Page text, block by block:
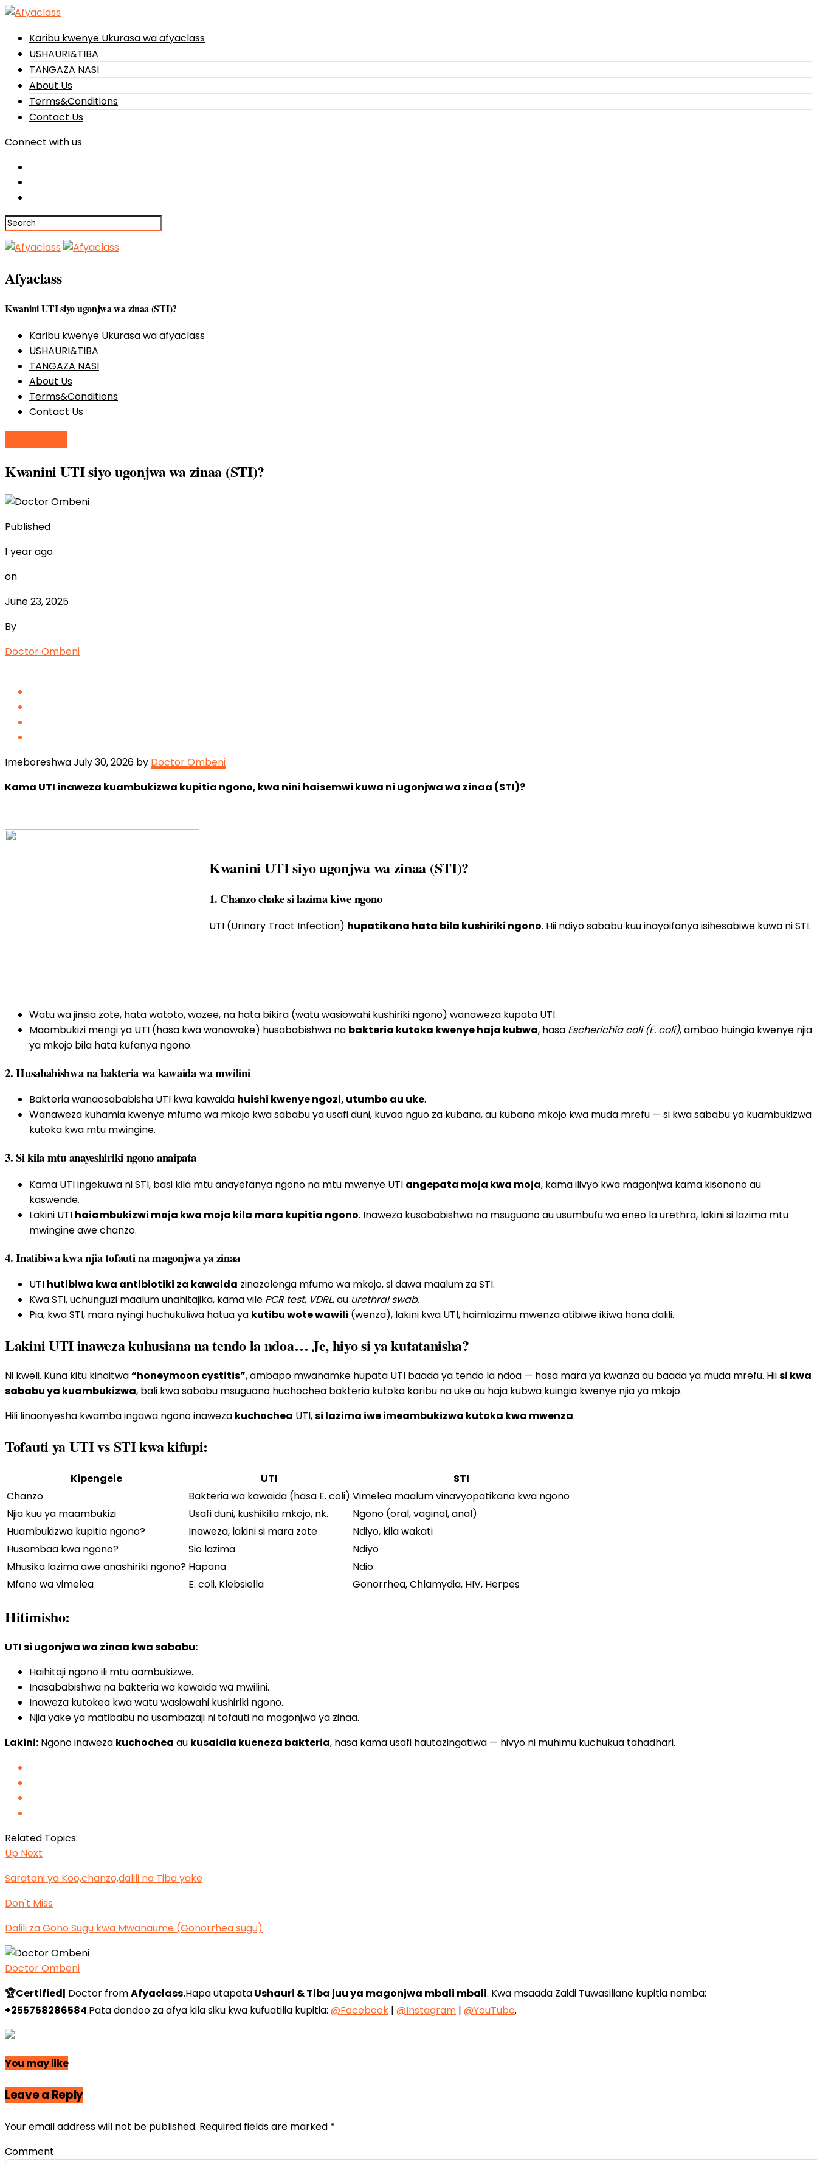
Karibu kwenye Ukurasa wa afyaclass
USHAURI&TIBA
TANGAZA NASI
About Us
Terms&Conditions
Contact Us
Connect with us
Afyaclass
Kwanini UTI siyo ugonjwa wa zinaa (STI)?
Karibu kwenye Ukurasa wa afyaclass
USHAURI&TIBA
TANGAZA NASI
About Us
Terms&Conditions
Contact Us
Kwanini UTI siyo ugonjwa wa zinaa (STI)?
Published
1 year ago
on
June 23, 2025
By
Doctor Ombeni
Imeboreshwa July 30, 2026 by Doctor Ombeni
Kama UTI inaweza kuambukizwa kupitia ngono, kwa nini haisemwi kuwa ni ugonjwa wa zinaa (STI)?
Kwanini UTIsiyougonjwa wa zinaa (STI)?
1. Chanzo chake si lazima kiwe ngono
UTI (Urinary Tract Infection) hupatikana hata bila kushiriki ngono. Hii ndiyo sababu kuu inayoifanya isihesabiwe kuwa ni STI.
Watu wa jinsia zote, hata watoto, wazee, na hata bikira (watu wasiowahi kushiriki ngono) wanaweza kupata UTI.
Maambukizi mengi ya UTI (hasa kwa wanawake) husababishwa na bakteria kutoka kwenye haja kubwa, hasa Escherichia coli (E. coli), ambao huingia kwenye njia
ya mkojo bila hata kufanya ngono.
2.Husababishwa na bakteria wa kawaida wa mwilini
Bakteria wanaosababisha UTI kwa kawaida huishi kwenye ngozi, utumbo au uke.
Wanaweza kuhamia kwenye mfumo wa mkojo kwa sababu ya usafi duni, kuvaa nguo za kubana, au kubana mkojo kwa muda mrefu — si kwa sababu ya kuambukizwa
kutoka kwa mtu mwingine.
3.Si kila mtu anayeshiriki ngono anaipata
Kama UTI ingekuwa ni STI, basi kila mtu anayefanya ngono na mtu mwenye UTI angepata moja kwa moja, kama ilivyo kwa magonjwa kama kisonono au
kaswende.
Lakini UTI haiambukizwi moja kwa moja kila mara kupitia ngono. Inaweza kusababishwa na msuguano au usumbufu wa eneo la urethra, lakini si lazima mtu
mwingine awe chanzo.
4.Inatibiwa kwa njia tofauti na magonjwa ya zinaa
UTI hutibiwa kwa antibiotiki za kawaida zinazolenga mfumo wa mkojo, si dawa maalum za STI.
Kwa STI, uchunguzi maalum unahitajika, kama vile PCR test, VDRL, au urethral swab.
Pia, kwa STI, mara nyingi huchukuliwa hatua ya kutibu wote wawili (wenza), lakini kwa UTI, haimlazimu mwenza atibiwe ikiwa hana dalili.
Lakini UTI inaweza kuhusiana na tendo la ndoa… Je, hiyo si ya kutatanisha?
Ni kweli. Kuna kitu kinaitwa“honeymoon cystitis”, ambapo mwanamke hupata UTI baada ya tendo la ndoa — hasa mara ya kwanza au baada ya muda mrefu. Hiisi kwa
sababu ya kuambukizwa, bali kwa sababu msuguano huchochea bakteria kutoka karibu na uke au haja kubwa kuingia kwenye njia ya mkojo.
Hili linaonyesha kwamba ingawa ngono inaweza kuchochea UTI,si lazima iwe imeambukizwa kutoka kwa mwenza.
Tofauti ya UTI vs STI kwa kifupi:
Kipengele UTI
STI
Chanzo
Bakteria wa kawaida (hasa E. coli) Vimelea maalum vinavyopatikana kwa ngono
Njia kuu ya maambukizi
Usafi duni, kushikilia mkojo, nk.
Ngono (oral, vaginal, anal)
Huambukizwa kupitia ngono?
Inaweza, lakini si mara zote
Ndiyo, kila wakati
Husambaa kwa ngono?
Sio lazima
Ndiyo
Mhusika lazima awe anashiriki ngono? Hapana
Ndio
Mfano wa vimelea
E. coli, Klebsiella Gonorrhea, Chlamydia, HIV, Herpes
Hitimisho:
UTI si ugonjwa wa zinaa kwa sababu:
Haihitaji ngono ili mtu aambukizwe.
Inasababishwa na bakteria wa kawaida wa mwilini.
Inaweza kutokea kwa watu wasiowahi kushiriki ngono.
Njia yake ya matibabu na usambazaji ni tofauti na magonjwa ya zinaa.
Lakini: Ngono inaweza kuchochea au kusaidia kueneza bakteria, hasa kama usafi hautazingatiwa — hivyo ni muhimu kuchukua tahadhari.
Related Topics:
Up Next
Saratani ya Koo,chanzo,dalili na Tiba yake
Don't Miss
Dalili za Gono Sugu kwa Mwanaume (Gonorrhea sugu)
Doctor Ombeni
🏆Certified| Doctor fromAfyaclass.Hapa utapataUshauri & Tiba juu ya magonjwa mbali mbali. Kwa msaada Zaidi Tuwasiliane kupitia namba:
+255758286584.Pata dondoo za afya kila siku kwa kufuatilia kupitia: @Facebook | @Instagram | @YouTube.
You may like
Leave a Reply
Your email address will not be published. Required fields are marked *
Comment